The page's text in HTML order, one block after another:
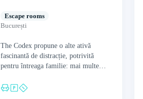
Escape rooms
București
The Codex propune o alte ativă
fascinantă de distracție, potrivită
pentru întreaga familie: mai multe
micilor și marilor detectivi. Printre…